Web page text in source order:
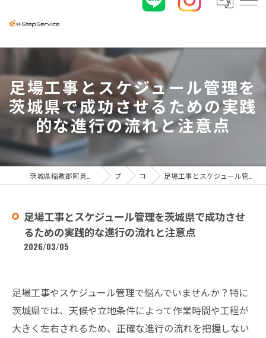
足場工事とスケジュール管理を
茨城県で成功させるための実践
的な進行の流れと注意点
ブログ コラム 足場工事とスケジュール管理を茨城県で成功させるための実践的な進行の流れと注意点
足場工事とスケジュール管理を茨城県で成功させ
るための実践的な進行の流れと注意点
2026/03/05
足場工事やスケジュール管理で悩んでいませんか？特に
茨城県では、天候や立地条件によって作業時間や工程が
大きく左右されるため、正確な進行の流れを把握しない